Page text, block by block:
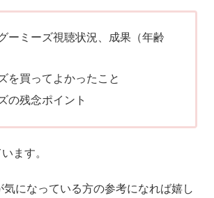
ーミーズ視聴状況、成果（年齢
を買ってよかったこと
の残念ポイント
ます。
になっている方の参考になれば嬉し